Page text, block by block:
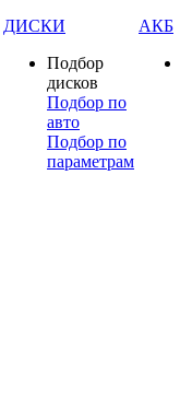
ДИСКИ
Подбор
дисков
Подбор по
авто
Подбор по
параметрам
АКБ